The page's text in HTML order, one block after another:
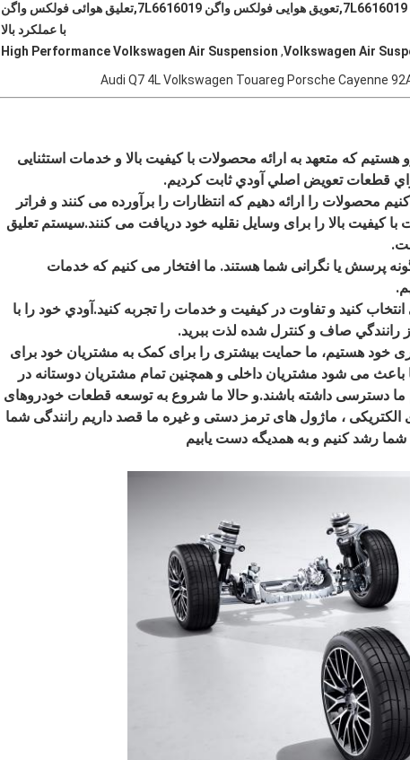
فولکس وان توارگ جذب شوک 7L6616019,تعویق هوایی فولکس واگن 7L6616019,تعلیق هوائی فولکس واگن
با عملکرد بالا
Volkswagen Air
,
High Performance Volkswagen Air Suspension
که متعهد به ارائه محصولات با کیفیت بالا و خدمات استثنایی
قطعات تعويض اصلي آودي ثابت کرديم.
را ارائه دهیم که انتظارات را برآورده می کنند و فراتر
کیفیت بالا را برای وسایل نقلیه خود دریافت می کنند.سیستم تعلیق
پرسش یا نگرانی شما هستند. ما افتخار می کنیم که خدمات
کنید و تفاوت در کیفیت و خدمات را تجربه کنید.آودي خود را با
رانندگي صاف و کنترل شده لذت ببريد.
خود هستیم، ما حمایت بیشتری را برای کمک به مشتریان خود برای
می شود مشتریان داخلی و همچنین تمام مشتریان دوستانه در
دسترسی داشته باشند.و حالا ما شروع به توسعه قطعات خودروهای
الکتریکی ، ماژول های ترمز دستی و غیره ما قصد داریم رانندگی شما
شما رشد کنيم و به همديگه دست يابيم